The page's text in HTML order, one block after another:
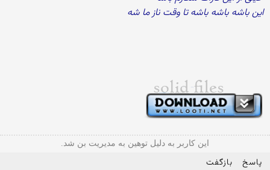
این باشه باشه باشه تا وقت ناز ما شه
این کاربر به دلیل توهین به مدیریت بن شد.
پاسخ بازگفت